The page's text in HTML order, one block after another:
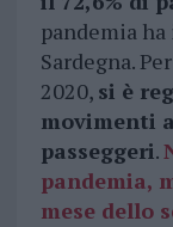
pandemia
Sardegna.
2020, si è
movimenti
passeggeri.
pandemia,
mese dello